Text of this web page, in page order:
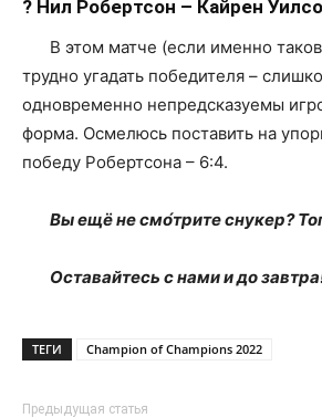
? Нил Робертсон – Кайрен
В этом матче (если именно
трудно угадать победителя –
одновременно непредсказуемы
форма. Осмелюсь поставить на
победу Робертсона – 6:4.
Вы ещё не смо́трите снукер?
Оставайтесь с нами и до
ТЕГИ Champion of Champions 2022
Предыдущая статья